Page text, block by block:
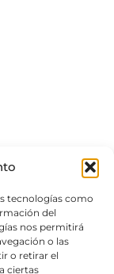
tecnologías como
del
nos permitirá
o las
o retirar el
ciertas